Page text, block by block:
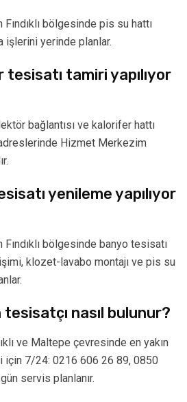
bölgesinde pis su hattı
işlerini yerinde planlar.
tesisatı tamiri yapılıyor
bağlantısı ve kalorifer hattı
adreslerinde Hizmet Merkezim
yenileme yapılıyor
bölgesinde banyo tesisatı
klozet-lavabo montajı ve pis su
tesisatçı nasıl bulunur?
ve Maltepe çevresinde en yakın
için 7/24: 0216 606 26 89, 0850
servis planlanır.